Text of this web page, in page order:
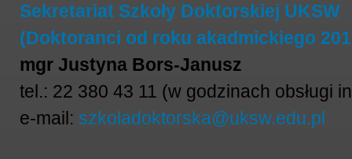
Sekretariat Szkoły Doktorskiej UKSW
(Doktoranci od roku akadmickiego
mgr Justyna Bors-Janusz
tel.: 22 380 43 11 (w godzinach obsługi
e-mail: szkoladoktorska@uksw.edu.pl